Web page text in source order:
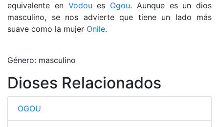
equivalente en Vodou es Ogou. Aunque es un dios
masculino, se nos advierte que tiene un lado más
suave como la mujer Onile.
Género: masculino
Dioses Relacionados
OGOU